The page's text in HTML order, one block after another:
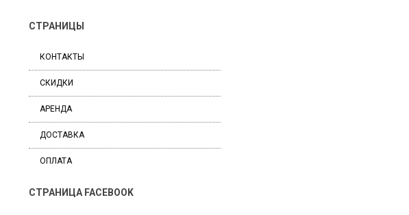
СТРАНИЦЫ
КОНТАКТЫ
СКИДКИ
АРЕНДА
ДОСТАВКА
ОПЛАТА
СТРАНИЦА FACEBOOK